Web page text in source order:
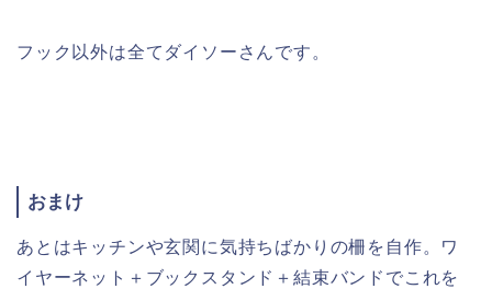
フック以外は全てダイソーさんです。
おまけ
あとはキッチンや玄関に気持ちばかりの柵を自作。ワ
イヤーネット＋ブックスタンド＋結束バンドでこれを